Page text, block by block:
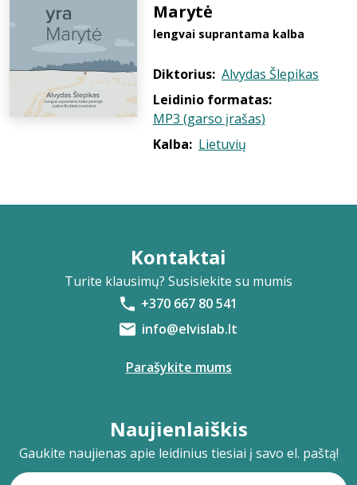
Marytė
lengvai suprantama kalba
Diktorius: Alvydas Šlepikas
Leidinio formatas:
MP3 (garso įrašas)
Kalba: Lietuvių
Kontaktai
Turite klausimų? Susisiekite su mumis
+370 667 80 541
info@elvislab.lt
Parašykite mums
Naujienlaiškis
Gaukite naujienas apie leidinius tiesiai į savo el. paštą!